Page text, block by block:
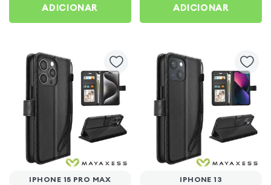
ADICIONAR ADICIONAR
IPHONE 15 PRO MAX IPHONE 13